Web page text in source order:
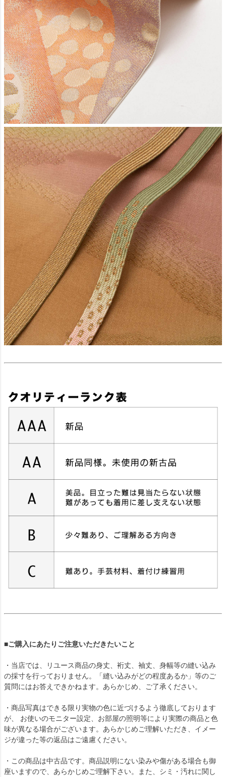
■ご購入にあたりご注意いただきたいこと
・当店では、リユース商品の身丈、裄丈、袖丈、身幅等の縫い込み
の採寸を行っておりません。「縫い込みがどの程度あるか」等のご
質問にはお答えできかねます。あらかじめ、ご了承ください。
・商品写真はできる限り実物の色に近づけるよう徹底しております
が、 お使いのモニター設定、お部屋の照明等により実際の商品と色
味が異なる場合がございます。あらかじめご理解いただき、イメー
ジが違った等の返品はご遠慮ください。
・この商品は中古品です。商品説明にない染みや傷がある場合も御
座いますので、あらかじめご理解下さい。また、シミ・汚れに関し